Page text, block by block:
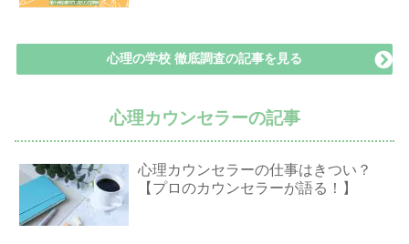
心理の学校 徹底調査の記事を見る
心理カウンセラーの記事
心理カウンセラーの仕事はきつい？
【プロのカウンセラーが語る！】